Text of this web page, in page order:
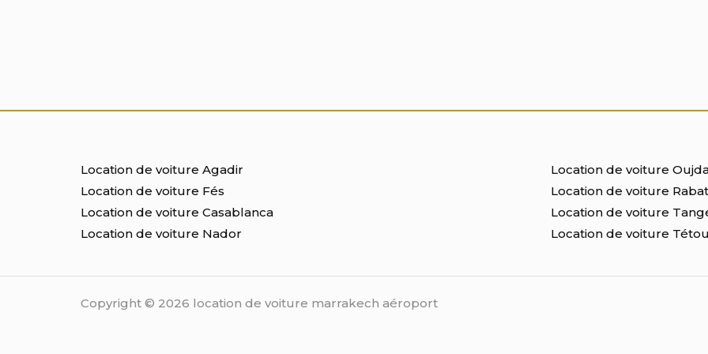
Location de voiture Agadir
Location de voiture Fés
Location de voiture Casablanca
Location de voiture Nador
Location de voiture
Location de voiture Rabat
Location de voiture
Location de voiture
Copyright © 2026 location de voiture marrakech aéroport